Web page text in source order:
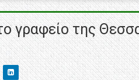
γραφείο της